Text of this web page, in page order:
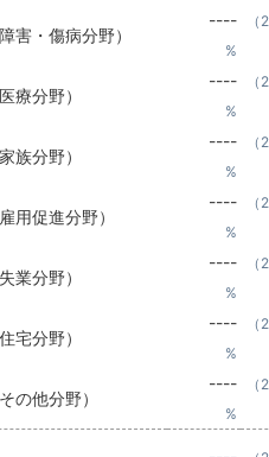
害・傷病分野）
----
%
療分野）
----
%
族分野）
----
%
用促進分野）
----
%
業分野）
----
%
宅分野）
----
%
の他分野）
----
%